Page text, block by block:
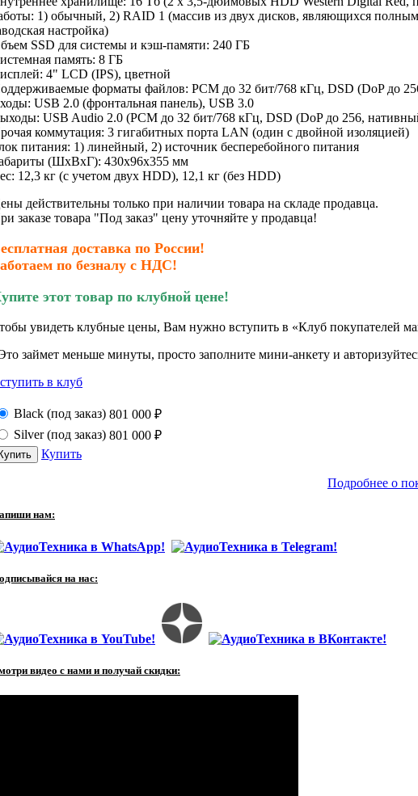
1) обычный, 2) RAID 1 (массив из двух дисков, являющихся
настройка)
SSD для системы и кэш-памяти: 240 ГБ
память: 8 ГБ
4" LCD (IPS), цветной
форматы файлов: PCM до 32 бит/768 кГц, DSD (DoP до
USB 2.0 (фронтальная панель), USB 3.0
USB Audio 2.0 (PCM до 32 бит/768 кГц, DSD (DoP до 256,
коммутация: 3 гигабитных порта LAN (один с двойной изоляцией)
питания: 1) линейный, 2) источник бесперебойного питания
(ШхВхГ): 430x96x355 мм
12,3 кг (с учетом двух HDD), 12,1 кг (без HDD)
действительны только при наличии товара на складе продавца.
заказе товара "Под заказ" цену уточняйте у продавца!
доставка по России!
по безналу с НДС!
этот товар по клубной цене!
увидеть клубные цены, Вам нужно вступить в «Клуб покупателей
займет меньше минуты, просто заполните мини-анкету и
в клуб
Black (под заказ) 801 000 ₽
Silver (под заказ) 801 000 ₽
Купить
Подробнее о
нам:
на нас:
видео с нами и получай скидки: